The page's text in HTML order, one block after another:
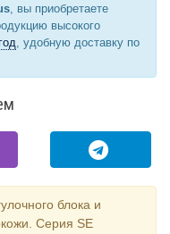
, вы приобретаете
высокого
, удобную доставку по
блока и
Серия SE